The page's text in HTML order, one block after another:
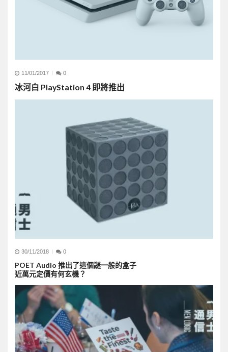
11/01/2017 0
冰河白 PlayStation 4 即將推出
30/11/2018 0
POET Audio 推出了這個謎一般的盒子
近萬元定價有何玄機？